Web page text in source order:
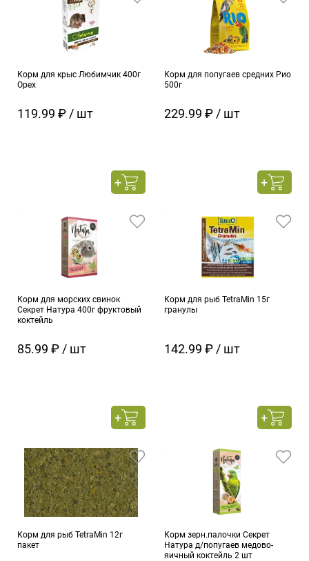
Корм для крыс Любимчик 400г
Орех
119.99 ₽ / шт
Корм для попугаев средних Рио
500г
229.99 ₽ / шт
Корм для морских свинок
Секрет Натура 400г фруктовый
коктейль
85.99 ₽ / шт
Корм для рыб TetraMin 15г
гранулы
142.99 ₽ / шт
Корм для рыб TetraMin 12г
пакет
Корм зерн.палочки Секрет
Натура д/попугаев медово-
яичный коктейль 2 шт